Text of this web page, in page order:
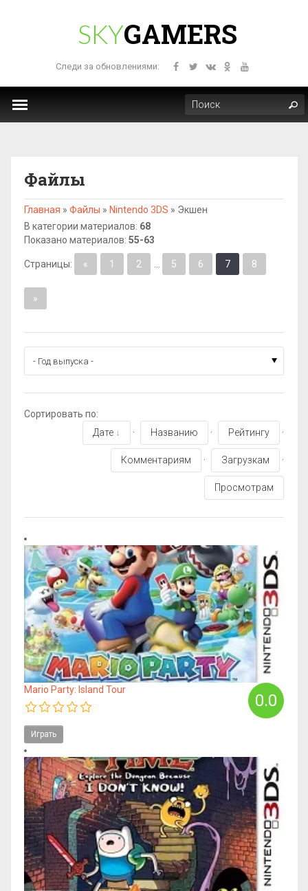
SKYGAMERS
Следи за обновлениями:
Файлы
Главная » Файлы » Nintendo 3DS » Экшен
В категории материалов: 68
Показано материалов: 55-63
Страницы: « 1 2 5 6 7 8
»
Сортировать по:
Дате
· Названию · Рейтингу ·
Комментариям · Загрузкам ·
Просмотрам
0.0
Mario Party: Island Tour
Играть